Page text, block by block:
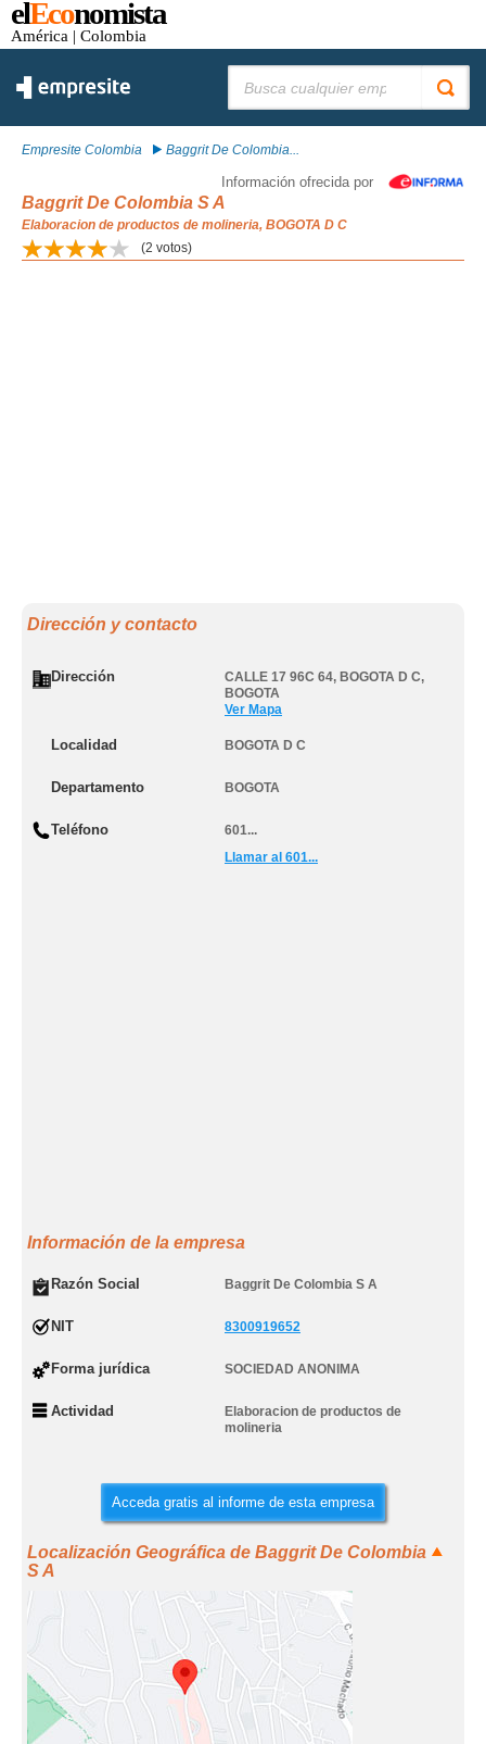
elEconomista
América | Colombia
Empresite Colombia Baggrit De Colombia...
Información ofrecida por
Baggrit De Colombia S A
Elaboracion de productos de molineria, BOGOTA D C
(2 votos)
Dirección y contacto
Dirección CALLE 17 96C 64, BOGOTA D C,
BOGOTA
Ver Mapa
Localidad BOGOTA D C
Departamento BOGOTA
Teléfono
601...
Llamar al 601...
Información de la empresa
Razón Social Baggrit De Colombia S A
NIT 8300919652
Forma jurídica SOCIEDAD ANONIMA
Actividad
Elaboracion de productos de
molineria
Acceda gratis al informe de esta empresa
Localización Geográfica de Baggrit De Colombia
S A